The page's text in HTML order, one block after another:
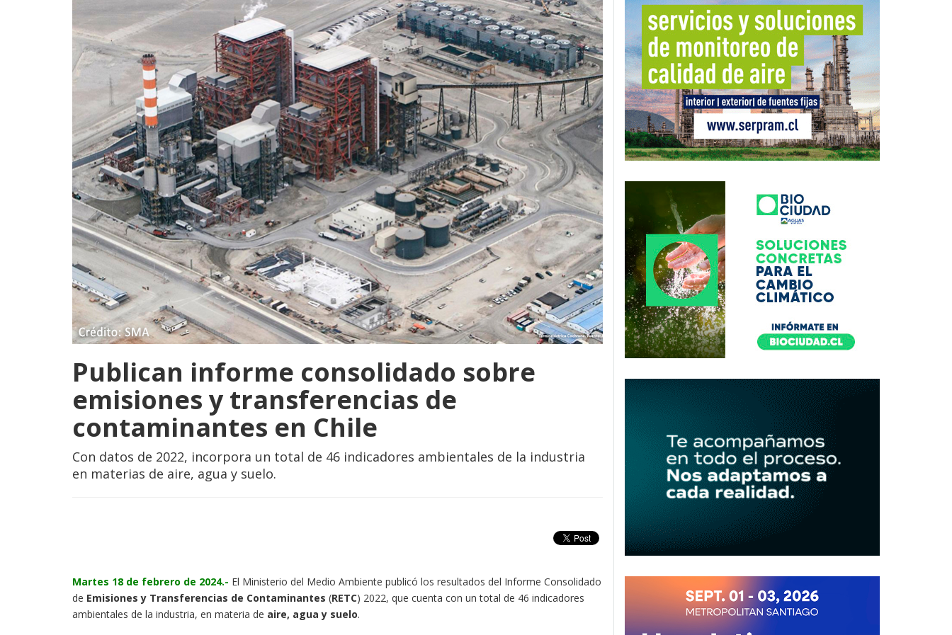
Publican informe consolidado sobre
emisiones y transferencias de
contaminantes en Chile
Con datos de 2022, incorpora un total de 46 indicadores ambientales de la industria
en materias de aire, agua y suelo.
Martes 18 de febrero de 2024.- El Ministerio del Medio Ambiente publicó los resultados del Informe Consolidado
de Emisiones y Transferencias de Contaminantes (RETC) 2022, que cuenta con un total de 46 indicadores
ambientales de la industria, en materia de aire, agua y suelo.